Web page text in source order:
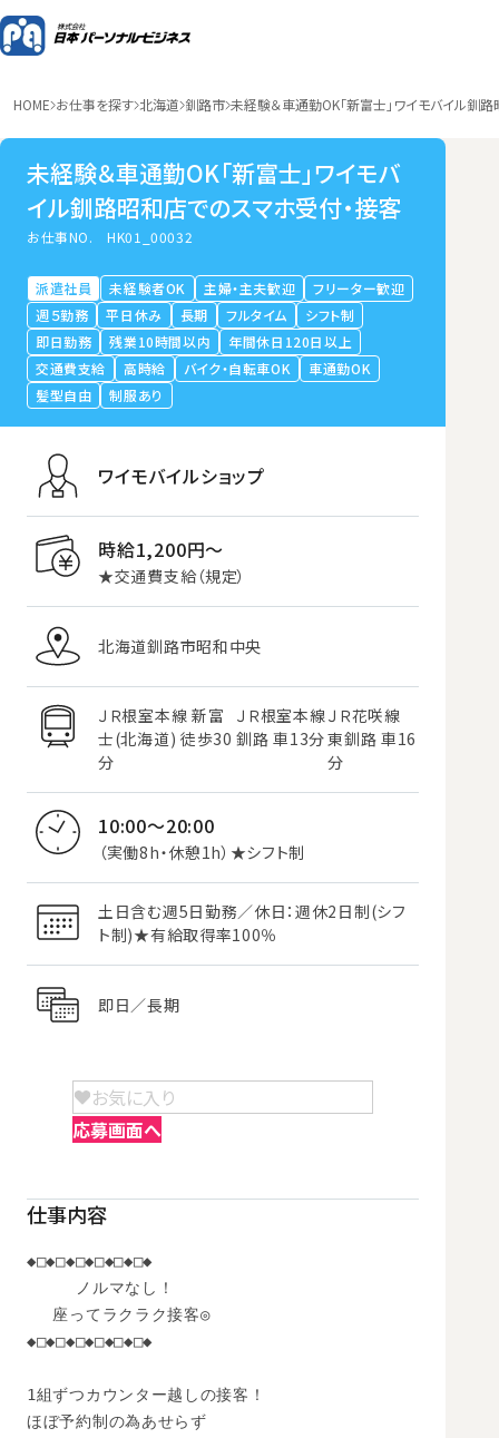
HOME お仕事を探す 北海道 釧路市 未経験＆車通勤OK「新富士」ワイモバイル釧
未経験＆車通勤OK「新富士」ワイモバ
イル釧路昭和店でのスマホ受付・接客
お仕事NO.HK01_00032
派遣社員 未経験者OK 主婦・主夫歓迎
フリーター歓迎
週５勤務
平日休み 長期 フルタイム
シフト制
即日勤務
残業10時間以内
年間休日120日以上
交通費支給
高時給 バイク・自転車OK
車通勤OK
髪型自由
制服あり
ワイモバイルショップ
時給1,200円〜
★交通費支給（規定）
北海道釧路市昭和中央
ＪＲ根室本線 新富
士(北海道) 徒歩30
分
ＪＲ根室本線
釧路 車13分
ＪＲ花咲線
東釧路 車16
分
10:00～20:00
（実働8h・休憩1h）★シフト制
土日含む週5日勤務／休日：週休2日制(シフ
ト制)★有給取得率100％
即日／長期
お気に入り
応募画面へ
仕事内容
◆□◆□◆□◆□◆□◆□◆
ノルマなし！
座ってラクラク接客◎
◆□◆□◆□◆□◆□◆□◆
1組ずつカウンター越しの接客！
ほぼ予約制の為あせらず